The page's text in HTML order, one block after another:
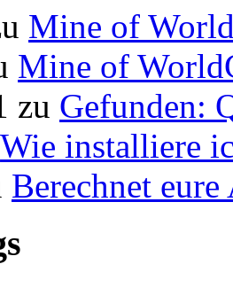
Mine of
Mine of
zu Gefunden:
Wie installiere
Berechnet